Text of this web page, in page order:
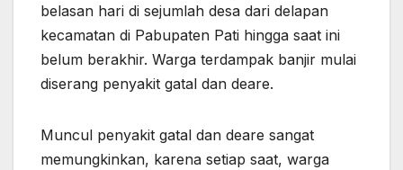
belasan hari di sejumlah desa dari delapan
kecamatan di Pabupaten Pati hingga saat ini
belum berakhir. Warga terdampak banjir mulai
diserang penyakit gatal dan deare.
Muncul penyakit gatal dan deare sangat
memungkinkan, karena setiap saat, warga